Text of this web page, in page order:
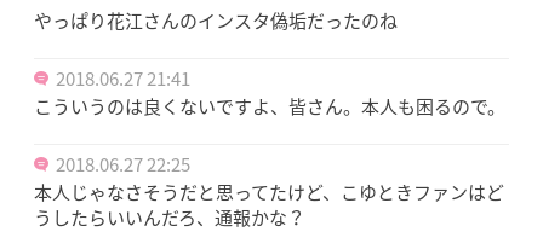
やっぱり花江さんのインスタ偽垢だったのね
2018.06.27 21:41
こういうのは良くないですよ、皆さん。本人も困るので。
2018.06.27 22:25
本人じゃなさそうだと思ってたけど、こゆときファンはど
うしたらいいんだろ、通報かな？